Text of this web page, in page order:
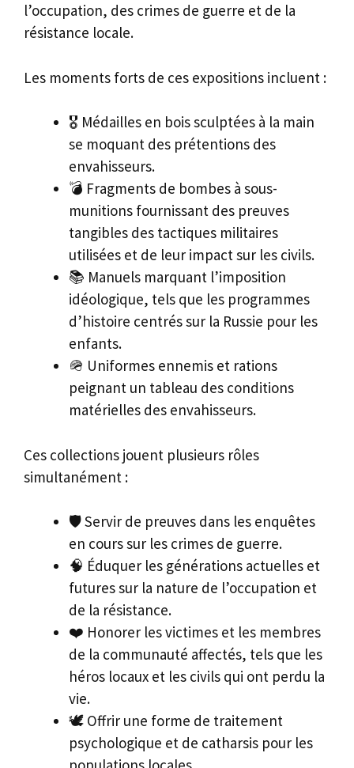
l’occupation, des crimes de guerre et de la
résistance locale.
Les moments forts de ces expositions incluent :
🎖️ Médailles en bois sculptées à la main
se moquant des prétentions des
envahisseurs.
💣 Fragments de bombes à sous-
munitions fournissant des preuves
tangibles des tactiques militaires
utilisées et de leur impact sur les civils.
📚 Manuels marquant l’imposition
idéologique, tels que les programmes
d’histoire centrés sur la Russie pour les
enfants.
🪖 Uniformes ennemis et rations
peignant un tableau des conditions
matérielles des envahisseurs.
Ces collections jouent plusieurs rôles
simultanément :
🛡️ Servir de preuves dans les enquêtes
en cours sur les crimes de guerre.
🧠 Éduquer les générations actuelles et
futures sur la nature de l’occupation et
de la résistance.
❤️ Honorer les victimes et les membres
de la communauté affectés, tels que les
héros locaux et les civils qui ont perdu la
vie.
🕊️ Offrir une forme de traitement
psychologique et de catharsis pour les